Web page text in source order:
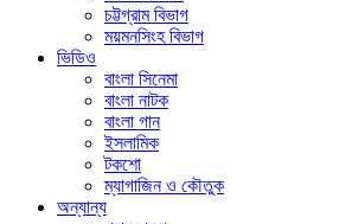
চট্টগ্রাম বিভাগ
ময়মনসিংহ বিভাগ
ভিডিও
বাংলা সিনেমা
বাংলা নাটক
বাংলা গান
ইসলামিক
টকশো
ম্যাগাজিন ও কৌতুক
অন্যান্য